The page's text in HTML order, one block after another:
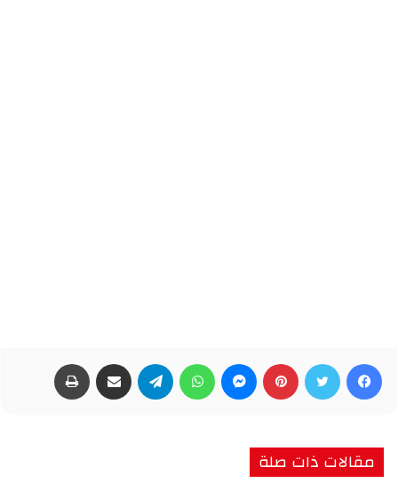
فيسبوك تويتر بينتيريست ماسنجر واتساب تيلقرام مشاركة عبر البريد
مقالات ذات صلة